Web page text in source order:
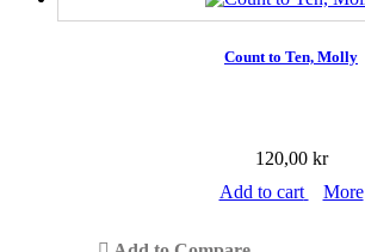
Count to Ten, Molly
120,00 kr
Add to cart
More